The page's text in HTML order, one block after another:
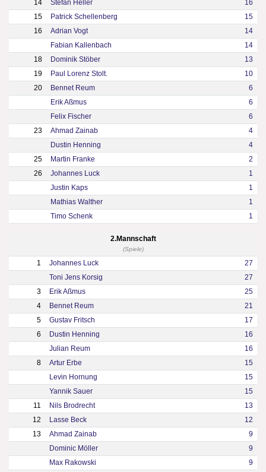
14
Stefan Heller
16
15
Patrick Schellenberg
15
16
Adrian Vogt
14
Fabian Kallenbach
14
18
Dominik Stöber
13
19
Paul Lorenz Stolt.
10
20
Bennet Reum
6
Erik Aßmus
6
Felix Fischer
6
23
Ahmad Zainab
4
Dustin Henning
4
25
Martin Franke
2
26
Johannes Luck
1
Justin Kaps
1
Mathias Walther
1
Timo Schenk
1
2.Mannschaft
(Spiele)
1 Johannes Luck
27
Toni Jens Korsig
27
3
Erik Aßmus
25
4
Bennet Reum
21
5
Gustav Fritsch
17
6
Dustin Henning
16
Julian Reum
16
8
Artur Erbe
15
Levin Hornung
15
Yannik Sauer
15
11
Nils Brodrecht
13
12
Lasse Beck
12
13
Ahmad Zainab
9
Dominic Möller
9
Max Rakowski
9